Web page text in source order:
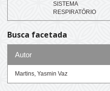
SISTEMA
RESPIRATÓRIO
Busca facetada
Autor
Martins, Yasmin Vaz